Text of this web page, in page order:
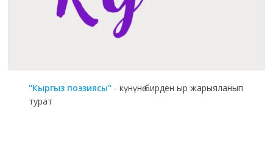
"Кыргыз поэзиясы" - күнүнө бирден ыр жарыяланып
турат